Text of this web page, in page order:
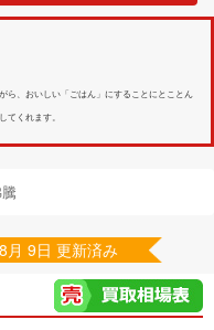
ら、おいしい「ごはん」にすることにとことん
てくれます。
月 9日 更新済み